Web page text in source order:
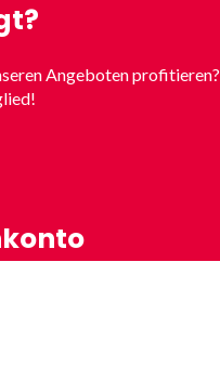
Angeboten profitieren?